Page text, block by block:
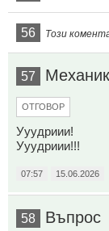
56 Този
57 Механик
ОТГОВОР
Ууудриии!
Ууудриии!!!
07:57 15.06.2026
58 Въпрос